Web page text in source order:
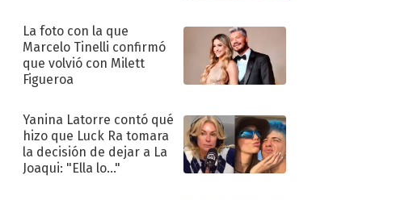
La foto con la que
Marcelo Tinelli confirmó
que volvió con Milett
Figueroa
Yanina Latorre contó qué
hizo que Luck Ra tomara
la decisión de dejar a La
Joaqui: "Ella lo..."